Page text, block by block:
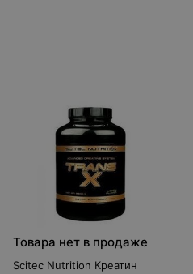
Товара нет в продаже
Scitec Nutrition Креатин